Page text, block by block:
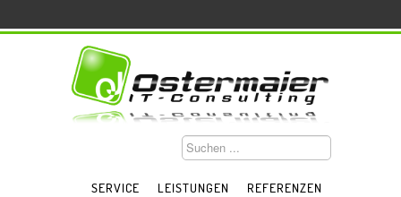
SERVICE LEISTUNGEN
REFERENZEN